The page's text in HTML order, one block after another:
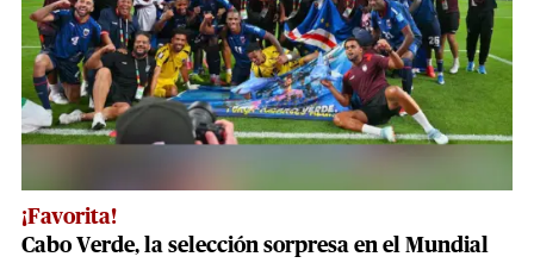
¡Favorita!
Cabo Verde, la selección sorpresa en el Mundial